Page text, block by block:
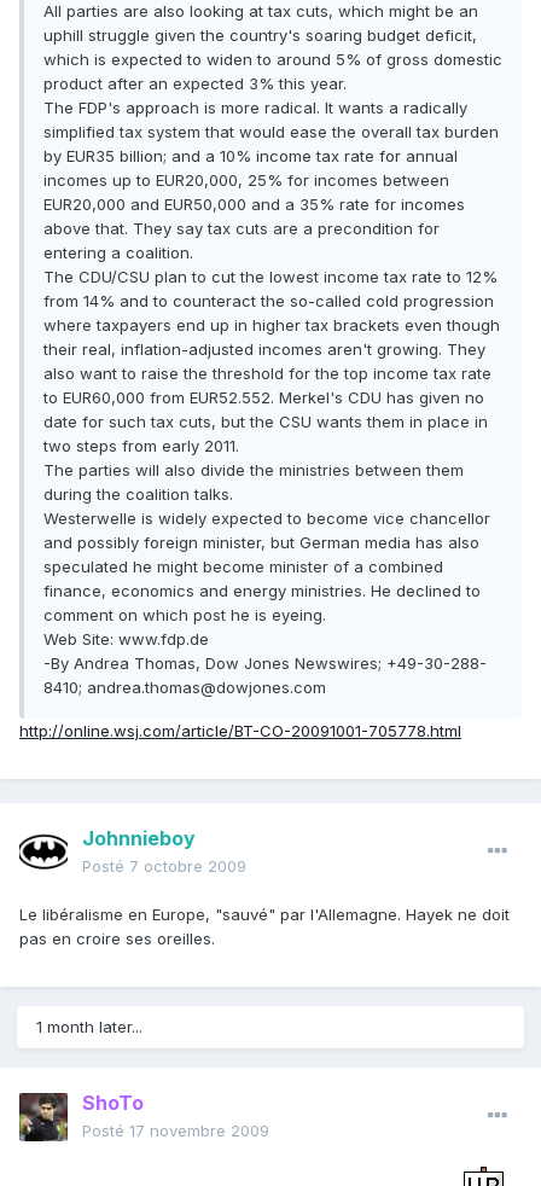
All parties are also looking at tax cuts, which might be an
uphill struggle given the country's soaring budget deficit,
which is expected to widen to around 5% of gross domestic
product after an expected 3% this year.
The FDP's approach is more radical. It wants a radically
simplified tax system that would ease the overall tax burden
by EUR35 billion; and a 10% income tax rate for annual
incomes up to EUR20,000, 25% for incomes between
EUR20,000 and EUR50,000 and a 35% rate for incomes
above that. They say tax cuts are a precondition for
entering a coalition.
The CDU/CSU plan to cut the lowest income tax rate to 12%
from 14% and to counteract the so-called cold progression
where taxpayers end up in higher tax brackets even though
their real, inflation-adjusted incomes aren't growing. They
also want to raise the threshold for the top income tax rate
to EUR60,000 from EUR52.552. Merkel's CDU has given no
date for such tax cuts, but the CSU wants them in place in
two steps from early 2011.
The parties will also divide the ministries between them
during the coalition talks.
Westerwelle is widely expected to become vice chancellor
and possibly foreign minister, but German media has also
speculated he might become minister of a combined
finance, economics and energy ministries. He declined to
comment on which post he is eyeing.
Web Site: www.fdp.de
-By Andrea Thomas, Dow Jones Newswires; +49-30-288-
8410; andrea.thomas@dowjones.com
http://online.wsj.com/article/BT-CO-20091001-705778.html
Johnnieboy
Posté 7 octobre 2009
Le libéralisme en Europe, "sauvé" par l'Allemagne. Hayek ne doit
pas en croire ses oreilles.
1 month later...
ShoTo
Posté 17 novembre 2009